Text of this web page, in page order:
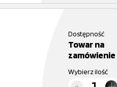
Dostępność
Towar na
zamówienie
Wybierz ilość